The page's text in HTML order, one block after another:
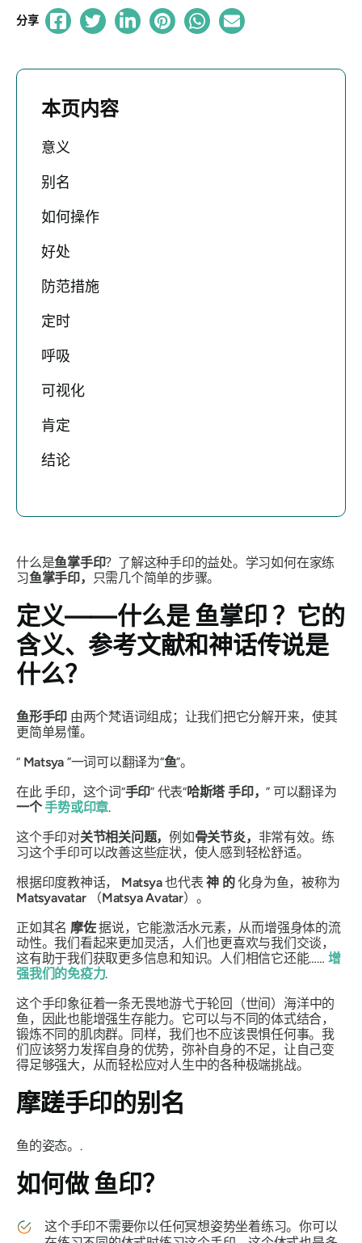
分享
本页内容
意义
别名
如何操作
好处
防范措施
定时
呼吸
可视化
肯定
结论
什么是鱼掌手印？了解这种手印的益处。学习如何在家练
习鱼掌手印， 只需几个简单的步骤。
定义——什么是鱼掌印 ？它的
含义、参考文献和神话传说是
什么？
鱼形手印 由两个梵语词组成；让我们把它分解开来，使其
更简单易懂。
“ Matsya ”一词可以翻译为“鱼”。
在此手印，这个词“手印”代表“哈斯塔手印，” 可以翻译为
一个手势或印章.
这个手印对关节相关问题，例如骨关节炎， 非常有效。练
习这个手印可以改善这些症状，使人感到轻松舒适。
根据印度教神话， Matsya也代表神 的化身为鱼，被称为
Matsyavatar（MatsyaAvatar）。
正如其名 摩佐据说，它能激活水元素，从而增强身体的流
动性。我们看起来更加灵活，人们也更喜欢与我们交谈，
这有助于我们获取更多信息和知识。人们相信它还能…… 增
强我们的免疫力.
这个手印象征着一条无畏地游弋于轮回
（世间）海洋中的
鱼，因此也能增强生存能力。它可以与不同的体式结合，
锻炼不同的肌肉群。同样，我们也不应该畏惧任何事。我
们应该努力发挥自身的优势，弥补自身的不足，让自己变
得足够强大，从而轻松应对人生中的各种极端挑战。
摩蹉手印的别名
鱼的姿态。.
如何做鱼印？
这个手印不需要你以任何冥想姿势坐着练习。你可以